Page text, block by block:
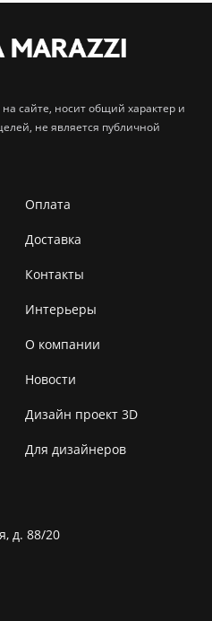
сайте, носит общий характер и
не является публичной
Оплата
Доставка
Контакты
Интерьеры
О компании
Новости
Дизайн проект 3D
Для дизайнеров
д. 88/20